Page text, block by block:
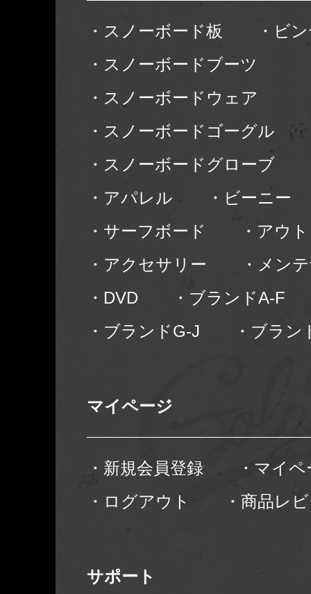
・スノーボード板
・ビ
・スノーボードブーツ
・スノーボードウェア
・スノーボードゴーグル
・スノーボードグローブ
・アパレル
・ビーニー
・サーフボード
・アウ
・アクセサリー
・メン
・DVD
・ブランドA-F
・ブランドG-J
・ブラン
マイページ
・新規会員登録
・マイ
・ログアウト
・商品レ
サポート